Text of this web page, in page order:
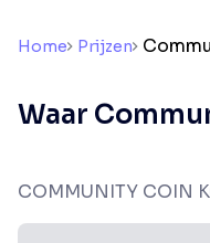
Home Prijzen
Waar
COMMUNITY COIN